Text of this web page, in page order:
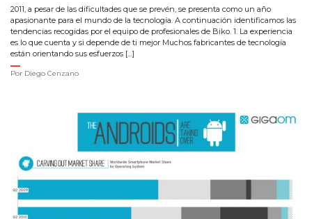
2011, a pesar de las dificultades que se prevén, se presenta como un año
apasionante para el mundo de la tecnología. A continuación identificamos las
tendencias recogidas por el equipo de profesionales de Biko. 1. La experiencia
es lo que cuenta y si depende de ti mejor Muchos fabricantes de tecnología
están orientando sus esfuerzos […]
Por Diego Cenzano